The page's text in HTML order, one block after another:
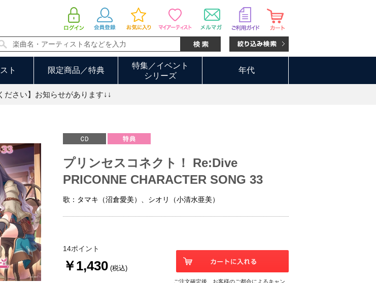
ト 限定商品／特典
特集／イベント
シリーズ
年代
ださい】お知らせがあります↓↓
プリンセスコネクト！ Re:Dive
PRICONNE CHARACTER SONG 33
歌：タマキ（沼倉愛美）、シオリ（小清水亜美）
14ポイント
￥1,430 (税込)
ご注文確定後、お客様のご都合によるキャン